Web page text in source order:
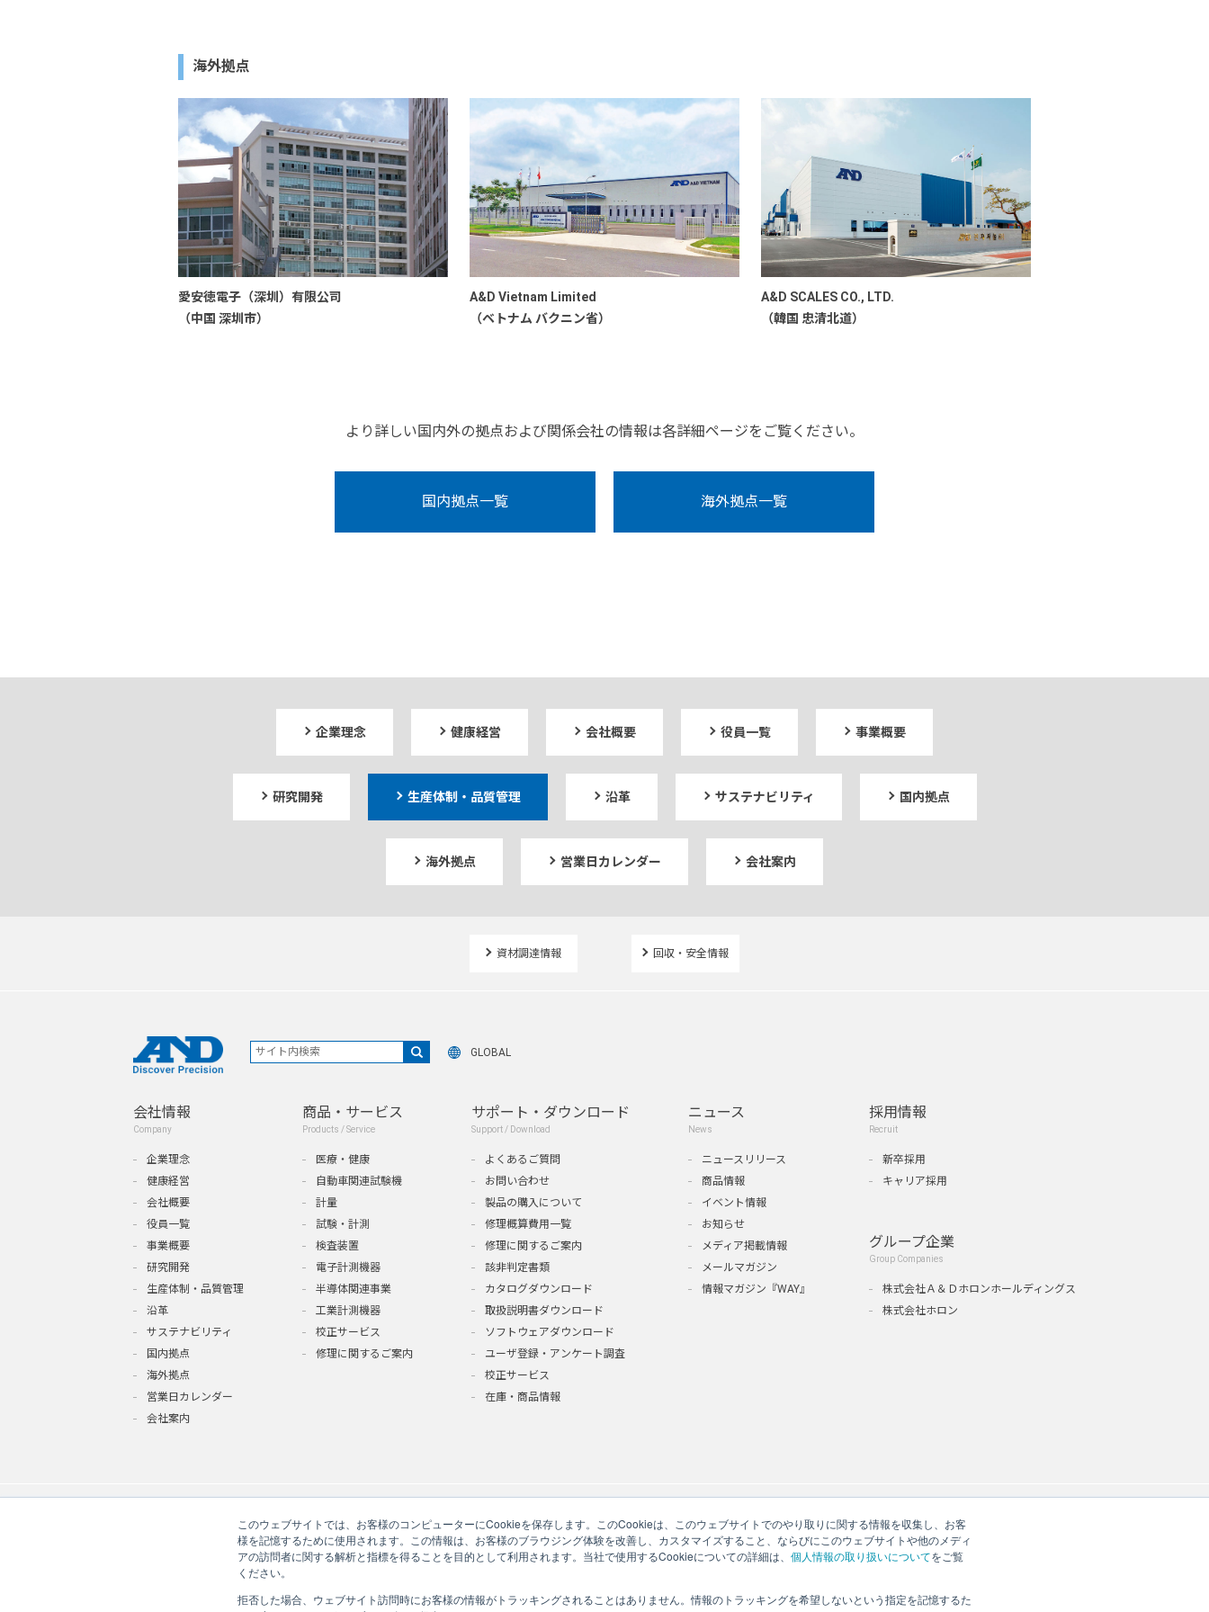
このウェブサイトでは、お客様のコンピューターにCookieを保存します。このCookieは、このウェブサイトでのやり取りに関する情報を収集し、お客
様を記憶するために使用されます。この情報は、お客様のブラウジング体験を改善し、カスタマイズすること、ならびにこのウェブサイトや他のメディ
アの訪問者に関する解析と指標を得ることを目的として利用されます。当社で使用するCookieについての詳細は、 個人情報の取り扱いについてをご覧
ください。
拒否した場合、ウェブサイト訪問時にお客様の情報がトラッキングされることはありません。情報のトラッキングを希望しないという指定を記憶するた
海外拠点
愛安徳電子（深圳）有限公司
（中国 深圳市）
A&D Vietnam Limited
（ベトナム バクニン省）
A&D SCALES CO., LTD.
（韓国 忠清北道）
より詳しい国内外の拠点および関係会社の情報は各詳細ページをご覧ください。
国内拠点一覧 海外拠点一覧
企業理念 健康経営 会社概要 役員一覧 事業概要
研究開発 生産体制・品質管理 沿革 サステナビリティ 国内拠点
海外拠点 営業日カレンダー 会社案内
資材調達情報 回収・安全情報
GLOBAL
会社情報
Company
企業理念
健康経営
会社概要
役員一覧
事業概要
研究開発
生産体制・品質管理
沿革
サステナビリティ
国内拠点
海外拠点
営業日カレンダー
会社案内
商品・サービス
Products / Service
医療・健康
自動車関連試験機
計量
試験・計測
検査装置
電子計測機器
半導体関連事業
工業計測機器
校正サービス
修理に関するご案内
サポート・ダウンロード
Support / Download
よくあるご質問
お問い合わせ
製品の購入について
修理概算費用一覧
修理に関するご案内
該非判定書類
カタログダウンロード
取扱説明書ダウンロード
ソフトウェアダウンロード
ユーザ登録・アンケート調査
校正サービス
在庫・商品情報
ニュース
News
ニュースリリース
商品情報
イベント情報
お知らせ
メディア掲載情報
メールマガジン
情報マガジン『WAY』
採用情報
Recruit
新卒採用
キャリア採用
グループ企業
Group Companies
株式会社Ａ＆Ｄホロンホールディングス
株式会社ホロン